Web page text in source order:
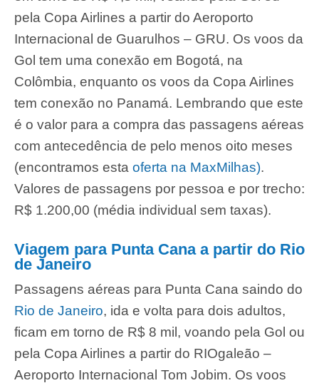
pela Copa Airlines a partir do Aeroporto
Internacional de Guarulhos – GRU. Os voos da
Gol tem uma conexão em Bogotá, na
Colômbia, enquanto os voos da Copa Airlines
tem conexão no Panamá. Lembrando que este
é o valor para a compra das passagens aéreas
com antecedência de pelo menos oito meses
(encontramos esta oferta na MaxMilhas).
Valores de passagens por pessoa e por trecho:
R$ 1.200,00 (média individual sem taxas).
Viagem para Punta Cana a partir do Rio
de Janeiro
Passagens aéreas para Punta Cana saindo do
Rio de Janeiro, ida e volta para dois adultos,
ficam em torno de R$ 8 mil, voando pela Gol ou
pela Copa Airlines a partir do RIOgaleão –
Aeroporto Internacional Tom Jobim. Os voos